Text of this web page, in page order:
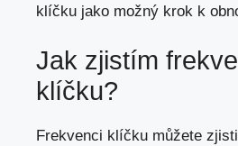
klíčku jako možný krok k
Jak zjistím
klíčku?
Frekvenci klíčku můžete